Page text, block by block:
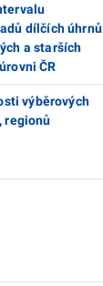
dílčích úhrnů
a starších
ČR
výběrových
regionů